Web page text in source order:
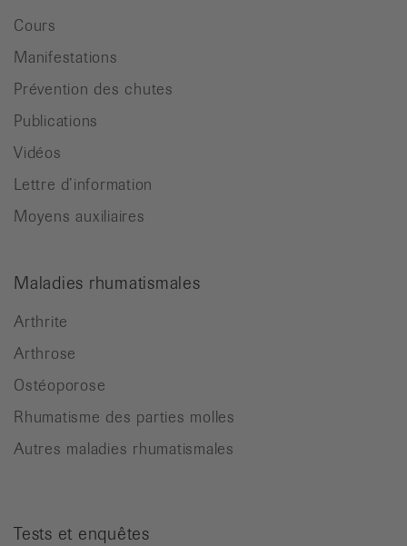
Cours
Manifestations
Prévention des chutes
Publications
Vidéos
Lettre d’information
Moyens auxiliaires
Maladies rhumatismales
Arthrite
Arthrose
Ostéoporose
Rhumatisme des parties molles
Autres maladies rhumatismales
Tests et enquêtes